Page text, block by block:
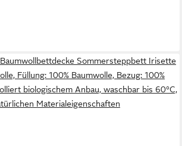
Sommersteppbett Irisette
Füllung: 100% Baumwolle, Bezug: 100%
biologischem Anbau, waschbar bis 60°C,
Materialeigenschaften